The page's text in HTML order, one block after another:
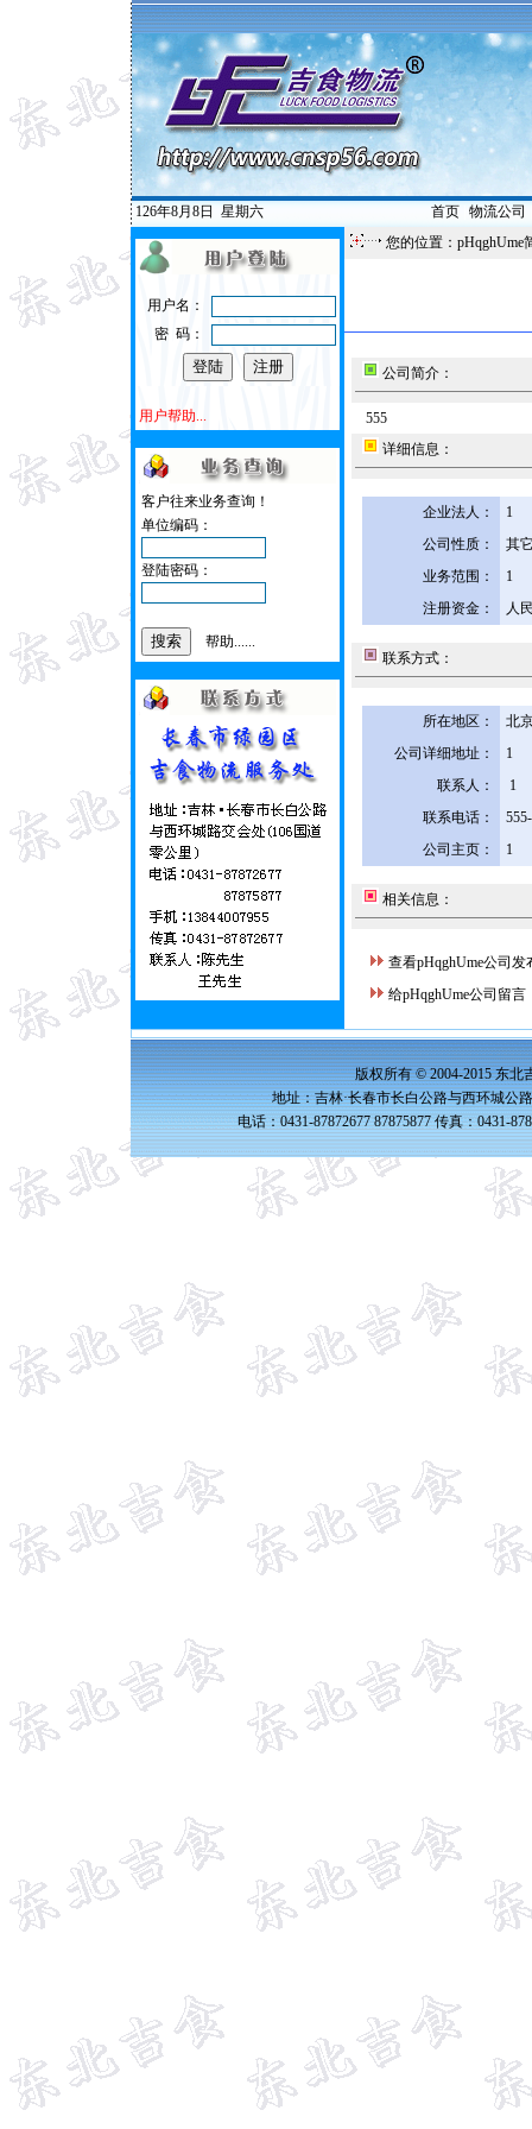
126年8月8日 星期六 首页| 物流公司
用户名：
密 码：
用户帮助...
客户往来业务查询！
单位编码：
登陆密码：
帮助......
您的位置：pHqghUme
公司简介：
555
详细信息：
企业法人：
1
公司性质：
其
业务范围：
1
注册资金：
人
联系方式：
所在地区：
北
公司详细地址：
1
联系人：
1
联系电话：
公司主页：
1
相关信息：
查看pHqghUme公司发
给pHqghUme公司留言
版权所有 © 2004-2015 东北
地址：吉林·长春市长白公路与西环城公
电话：0431-87872677 87875877 传真：0431-